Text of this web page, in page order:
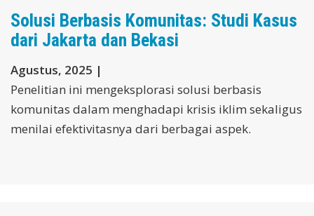
Solusi Berbasis Komunitas: Studi Kasus
dari Jakarta dan Bekasi
Agustus, 2025 |
Penelitian ini mengeksplorasi solusi berbasis
komunitas dalam menghadapi krisis iklim sekaligus
menilai efektivitasnya dari berbagai aspek.